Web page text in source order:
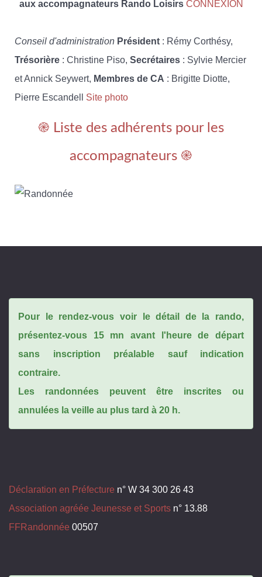
aux accompagnateurs Rando Loisirs CONNEXION
Conseil d'administration Président : Rémy Corthésy,
Trésorière : Christine Piso, Secrétaires : Sylvie Mercier
et Annick Seywert, Membres de CA : Brigitte Diotte,
Pierre Escandell Site photo
֎ Liste des adhérents pour les
accompagnateurs ֎
Pour le rendez-vous voir le détail de la rando,
présentez-vous 15 mn avant l'heure de départ
sans inscription préalable sauf indication
contraire.
Les randonnées peuvent être inscrites ou
annulées la veille au plus tard à 20 h.
Déclaration en Préfecture n° W 34 300 26 43
Association agréée Jeunesse et Sports n° 13.88
FFRandonnée 00507